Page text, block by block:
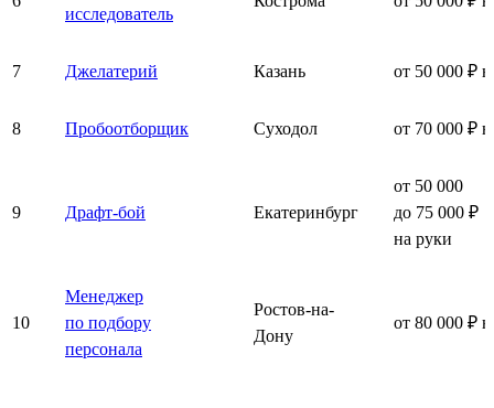
исследователь
7 Джелатерий Казань от 50 000 ₽
8 Пробоотборщик Суходол от 70 000 ₽
9 Драфт-бой Екатеринбург
от 50 000
до 75 000 ₽
на руки
10
Менеджер
по подбору
персонала
Ростов-на-
Дону
от 80 000 ₽